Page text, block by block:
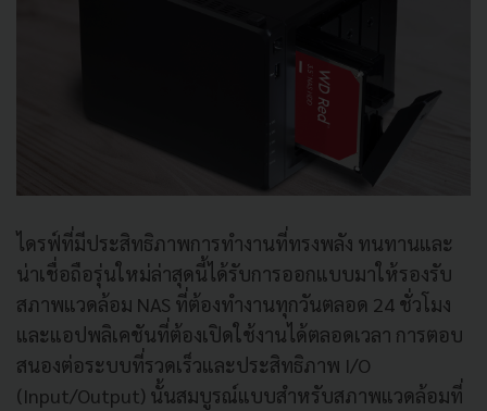
ไดรฟ์ที่มีประสิทธิภาพการทำงานที่ทรงพลัง ทนทานและ
น่าเชื่อถือรุ่นใหม่ล่าสุดนี้ได้รับการออกแบบมาให้รองรับ
สภาพแวดล้อม NAS ที่ต้องทำงานทุกวันตลอด 24 ชั่วโมง
และแอปพลิเคชันที่ต้องเปิดใช้งานได้ตลอดเวลา การตอบ
สนองต่อระบบที่รวดเร็วและประสิทธิภาพ I/O
(Input/Output) นั้นสมบูรณ์แบบสำหรับสภาพแวดล้อมที่